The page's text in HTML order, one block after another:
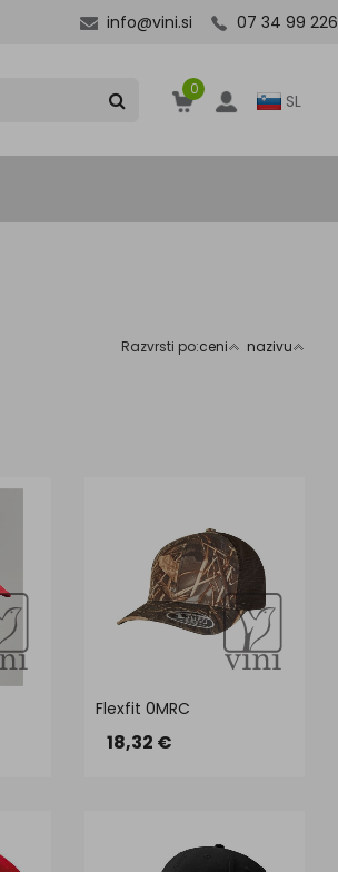
info@vini.si 07 34 99 226
0
SL
Razvrsti po:ceni nazivu
Flexfit 0MRC
18,32 €